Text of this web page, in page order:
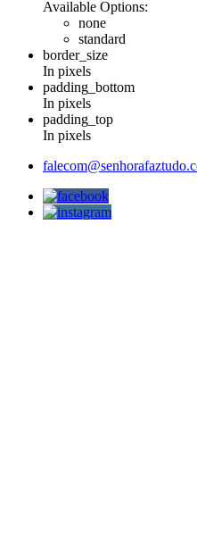
Available Options:
none
standard
border_size
In pixels
padding_bottom
In pixels
padding_top
In pixels